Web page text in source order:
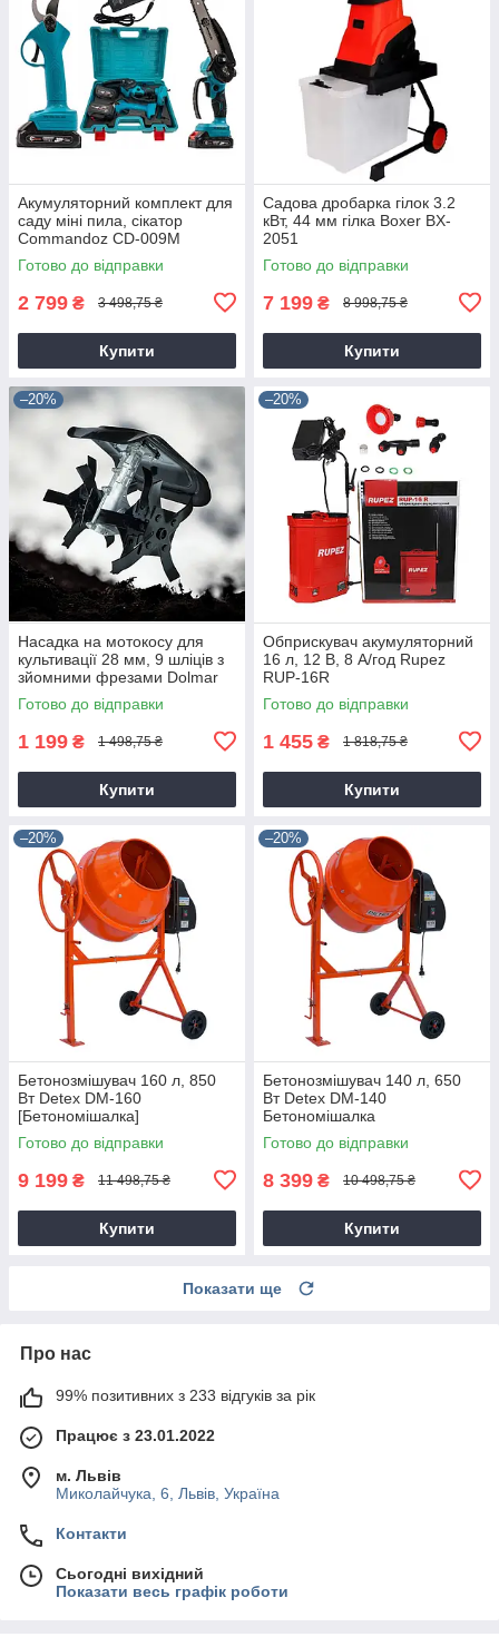
Акумуляторний комплект для
саду міні пила, сікатор
Commandoz CD-009M
Готово до відправки
2 799 ₴ 3 498,75 ₴
Купити
Садова дробарка гілок 3.2
кВт, 44 мм гілка Boxer BX-
2051
Готово до відправки
7 199 ₴ 8 998,75 ₴
Купити
–20%
Насадка на мотокосу для
культивації 28 мм, 9 шліців з
зйомними фрезами Dolmar
9T28
Готово до відправки
1 199 ₴ 1 498,75 ₴
Купити
–20%
Обприскувач акумуляторний
16 л, 12 В, 8 А/год Rupez
RUP-16R
Готово до відправки
1 455 ₴ 1 818,75 ₴
Купити
–20%
Бетонозмішувач 160 л, 850
Вт Detex DM-160
[Бетономішалка]
Готово до відправки
9 199 ₴ 11 498,75 ₴
Купити
–20%
Бетонозмішувач 140 л, 650
Вт Detex DM-140
Бетономішалка
Готово до відправки
8 399 ₴ 10 498,75 ₴
Купити
Показати ще
Про нас
99% позитивних з 233 відгуків за рік
Працює з 23.01.2022
м. Львів
Миколайчука, 6, Львів, Україна
Контакти
Сьогодні вихідний
Показати весь графік роботи